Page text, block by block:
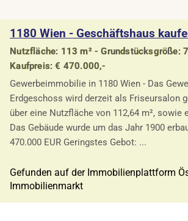
1180 Wien - Geschäftshaus
Nutzfläche: 113 m² - Grundstücksgröße:
Kaufpreis: € 470.000,-
Gewerbeimmobilie in 1180 Wien - Das
Erdgeschoss wird derzeit als Friseursalon
über eine Nutzfläche von 112,64 m², sowie
Das Gebäude wurde um das Jahr 1900
470.000 EUR Geringstes Gebot: ...
Gefunden auf der Immobilienplattform
Immobilienmarkt